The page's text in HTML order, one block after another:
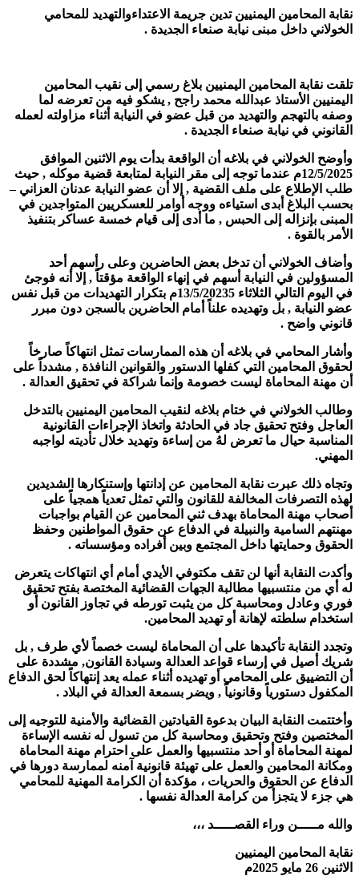
نقابة المحامين اليمنيين تدين جريمة الاعتداءوالتهديد للمحامي
الخولاني داخل مبنى نيابة صنعاء الجديدة .
تلقت نقابة المحامين اليمنيين بلاغ رسمي إلى نقيب المحامين
اليمنيين الأستاذ عبدالله محمد راجح , يشكو فيه من تعرضه لما
وصفه بالتهجم والتهديد من قبل عضو في النيابة أثناء مزاولته لعمله
القانوني في نيابة صنعاء الجديدة .
وأوضح الخولاني في بلاغه أن الواقعة بدأت يوم الاثنين الموافق
12/5/2025م عندما توجه إلى مقر النيابة لمتابعة قضية موكله , حيث
طلب الإطلاع على ملف القضية , إلا أن عضو النيابة عدنان العزاني –
بحسب البلاغ أبدى استياءه ووجه أوامر للعسكريين المتواجدين في
المبنى بإنزاله إلى الحبس , ما أدى إلى قيام خمسة عساكر بتنفيذ
الأمر بالقوة .
وأضاف الخولاني أن تدخل بعض الحاضرين وعلى رأسهم أحد
المسؤولين في النيابة أسهم في إنهاء الواقعة مؤقتاً , إلا أنه فوجئ
في اليوم التالي الثلاثاء 13/5/20235م بتكرار التهديدات من قبل نفس
عضو النيابة , بل وتهديده علناً أمام الحاضرين بالسجن دون مبرر
قانوني واضح .
وأشار المحامي في بلاغه أن هذه الممارسات تمثل انتهاكاً صارخاً
لحقوق المحامين التي كفلها الدستور والقوانين النافذة , مشدداً على
أن مهنة المحاماة ليست خصومة وإنما شراكة في تحقيق العدالة .
وطالب الخولاني في ختام بلاغه لنقيب المحامين اليمنيين بالتدخل
العاجل وفتح تحقيق جاد في الحادثة واتخاذ الإجراءات القانونية
المناسبة حيال ما تعرض لهُ من إساءة وتهديد خلال تأديته لواجبه
المهني.
وتجاه ذلك عبرت نقابة المحامين عن إدانتها وإستنكارها الشديدين
لهذه التصرفات المخالفة للقانون والتي تمثل تعدياً همجياً على
أصحاب مهنة المحاماة بهدف ثني المحامين عن القيام بواجبات
مهنتهم السامية والنبيلة في الدفاع عن حقوق المواطنين وحفظ
الحقوق وحمايتها داخل المجتمع وبين أفراده ومؤسساته .
وأكدت النقابة أنها لن تقف مكتوفي الأيدي أمام أي انتهاكات يتعرض
له أي من منتسبيها مطالبة الجهات القضائية المختصة بفتح تحقيق
فوري وعادل ومحاسبة كل من يثبت تورطه في تجاوز القانون أو
استخدام سلطته لإهانة أو تهديد المحامين.
وتجدد النقابة تأكيدها على أن المحاماة ليست خصماً لأي طرف , بل
شريك أصيل في إرساء قواعد العدالة وسيادة القانون, مشددة على
أن التضييق على المحامي أو تهديده أثناء عمله يعد إنتهاكاً لحق الدفاع
المكفول دستورياً وقانونياً , ويضر بسمعة العدالة في البلاد .
وأختتمت النقابة البيان بدعوة القيادتين القضائية والأمنية للتوجيه إلى
المختصين وفتح وتحقيق ومحاسبة كل من تسول له نفسه الإساءة
لمهنة المحاماة أو أحد منتسبيها والعمل على احترام مهنة المحاماة
ومكانة المحامين والعمل على تهيئة قانونية آمنه لممارسة دورها في
الدفاع عن الحقوق والحريات ، مؤكدة أن الكرامة المهنية للمحامي
هي جزء لا يتجزأ من كرامة العدالة نفسها .
والله مـــــن وراء القصـــــد ،،،
نقابة المحامين اليمنيين
الاثنين 26 مايو 2025م